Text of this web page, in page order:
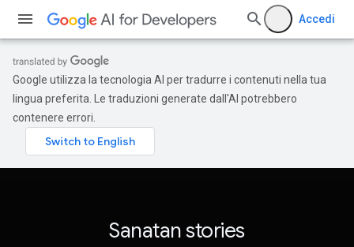
Accedi
Google utilizza la tecnologia AI per tradurre i contenuti nella tua
lingua preferita. Le traduzioni generate dall'AI potrebbero
contenere errori.
Sanatan stories